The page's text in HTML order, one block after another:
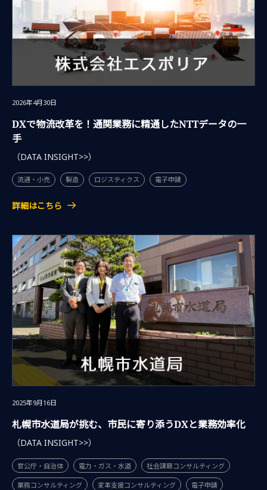
2026年4月30日
DXで物流改革を！通関業務に精通したNTTデータの一
手
（DATA INSIGHT>>）
流通・小売 製造 ロジスティクス 電子申請
詳細はこちら
2025年9月16日
札幌市水道局が挑む、市民に寄り添うDXと業務効率化
（DATA INSIGHT>>）
官公庁・自治体 電力・ガス・水道 社会課題コンサルティング
業務コンサルティング 変革支援コンサルティング 電子申請